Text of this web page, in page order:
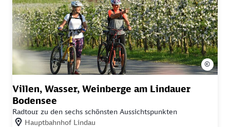
Villen, Wasser, Weinberge am Lindauer
Bodensee
Radtour zu den sechs schönsten Aussichtspunkten
Nächstgelegener Bahnhof: Hauptbahnhof Lindau
Hauptbahnhof Lindau
©